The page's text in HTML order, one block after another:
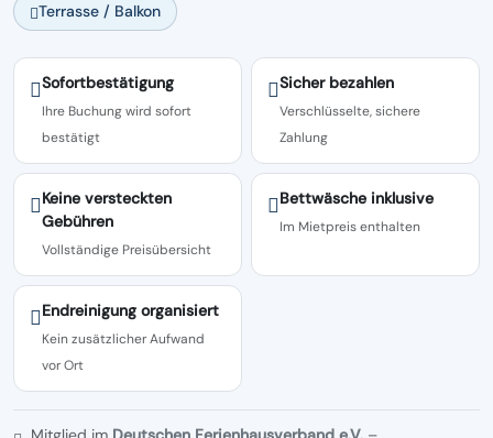
Terrasse / Balkon
Sofortbestätigung
Ihre Buchung wird sofort
bestätigt
Sicher bezahlen
Verschlüsselte, sichere
Zahlung
Keine versteckten
Gebühren
Vollständige Preisübersicht
Bettwäsche inklusive
Im Mietpreis enthalten
Endreinigung organisiert
Kein zusätzlicher Aufwand
vor Ort